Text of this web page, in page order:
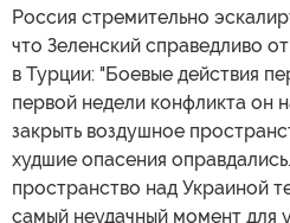
Россия стремительно
что Зеленский справедливо
в Турции: "Боевые действия
первой недели конфликта он
закрыть воздушное
худшие опасения
пространство над Украиной
самый неудачный момент для